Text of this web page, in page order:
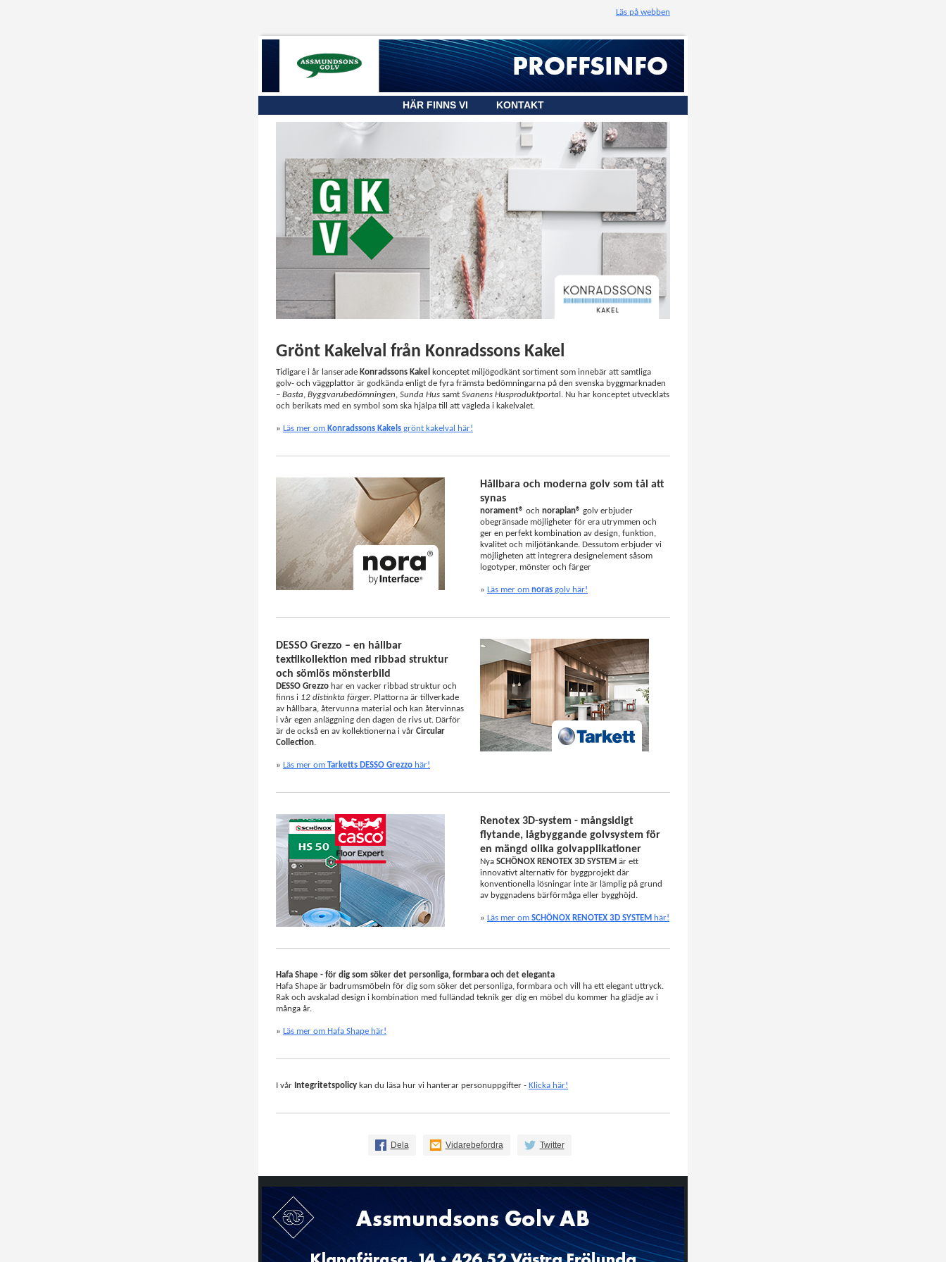
Läs på webben
HÄR FINNS VI KONTAKT
Grönt Kakelval från Konradssons Kakel
Tidigare i år lanserade Konradssons Kakel
konceptet miljögodkänt sortiment som innebär att samtliga
golv- och väggplattor är godkända enligt de fyra främsta bedömningarna på den svenska byggmarknaden
– Basta, Byggvarubedömningen, Sunda Hus samt Svanens Husproduktporta l. Nu har konceptet utvecklats
och berikats med en symbol som ska hjälpa till att vägleda i kakelvalet.
» Läs mer om Konradssons Kakels grönt kakelval här!
Hållbara och moderna golv som tål att
synas
norament® och noraplan® golv erbjuder
obegränsade möjligheter för era utrymmen och
ger en perfekt kombination av design, funktion,
kvalitet och miljötänkande. Dessutom erbjuder vi
möjligheten att integrera designelement såsom
logotyper, mönster och färger
» Läs mer om noras golv här!
DESSO Grezzo – en hållbar
textilkollektion med ribbad struktur
och sömlös mönsterbild
DESSO Grezzo har en vacker ribbad struktur och
finns i 12 distinkta färger. Plattorna är tillverkade
av hållbara, återvunna material och kan återvinnas
i vår egen anläggning den dagen de rivs ut. Därför
är de också en av kollektionerna i vår Circular
Collection.
» Läs mer om Tarketts DESSO Grezzo här!
Renotex 3D-system - mångsidigt
flytande, lågbyggande golvsystem för
en mängd olika golvapplikationer
Nya SCHÖNOX RENOTEX 3D SYSTEM är ett
innovativt alternativ för byggprojekt där
konventionella lösningar inte är lämplig på grund
av byggnadens bärförmåga eller bygghöjd.
» Läs mer om SCHÖNOX RENOTEX 3D SYSTEM här!
Hafa Shape - för dig som söker det personliga, formbara och det eleganta
Hafa Shape är badrumsmöbeln för dig som söker det personliga, formbara och vill ha ett elegant uttryck.
Rak och avskalad design i kombination med fulländad teknik ger dig en möbel du kommer ha glädje av i
många år.
» Läs mer om Hafa Shape här!
I vår Integritetspolicy kan du läsa hur vi hanterar personuppgifter - Klicka här!
Dela Vidarebefordra Twitter